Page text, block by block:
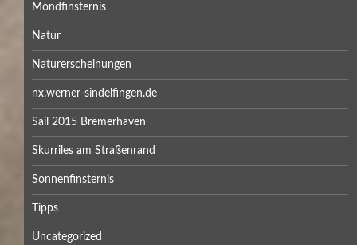
Mondfinsternis
Natur
Naturerscheinungen
nx.werner-sindelfingen.de
Sail 2015 Bremerhaven
Skurriles am Straßenrand
Sonnenfinsternis
Tipps
Uncategorized